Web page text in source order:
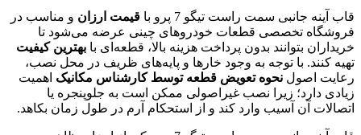
قاب آینه جانبی سمت راست تیگو 7 پرو با قیمت ارزان و مناسب در
فروشگاه تخصصی قطعات خودروهای چینی عرضه می‌شود تا
خریداران بتوانند بدون پرداخت هزینه بالا، قطعه‌ای با بهترین کیفیت
تهیه کنند. با توجه به وجود خارها و پایه‌های ظریف در محل نصب،
رعایت اصول نحوه تعویض قطعه توسط کارشناس مکانیک اهمیت
زیادی دارد؛ زیرا نصب غیراصولی ممکن است به جلوپنجره یا
اتصالات آن آسیب وارد کند و از استحکام آرم در طول زمان بکاهد.